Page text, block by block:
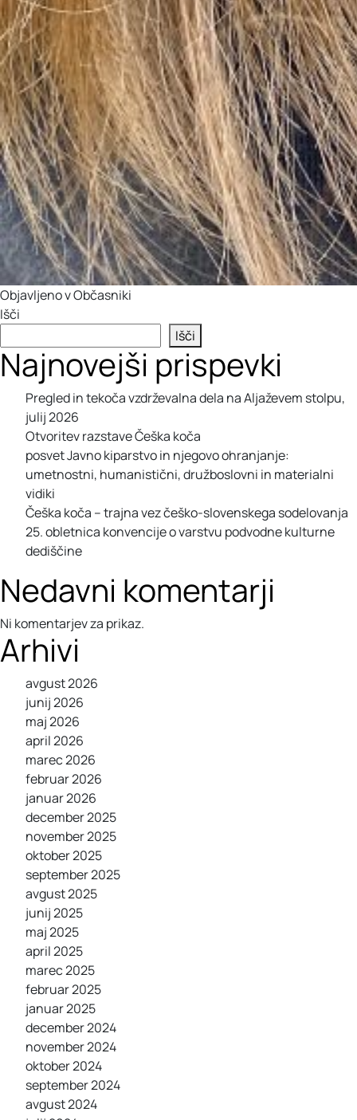
Objavljeno vObčasniki
Išči
Išči
Najnovejši prispevki
Pregled in tekoča vzdrževalna dela na Aljaževem stolpu,
julij 2026
Otvoritev razstave Češka koča
posvet Javno kiparstvo in njegovo ohranjanje:
umetnostni, humanistični, družboslovni in materialni
vidiki
Češka koča – trajna vez češko-slovenskega sodelovanja
25. obletnica konvencije o varstvu podvodne kulturne
dediščine
Nedavni komentarji
Ni komentarjev za prikaz.
Arhivi
avgust 2026
junij 2026
maj 2026
april 2026
marec 2026
februar 2026
januar 2026
december 2025
november 2025
oktober 2025
september 2025
avgust 2025
junij 2025
maj 2025
april 2025
marec 2025
februar 2025
januar 2025
december 2024
november 2024
oktober 2024
september 2024
avgust 2024